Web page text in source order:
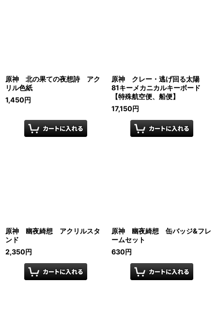
原神 北の果ての夜想詩 アク
リル色紙
1,450円
原神 クレー・逃げ回る太陽
81キーメカニカルキーボード
【特殊航空便、船便】
17,150円
原神 幽夜綺想 アクリルスタ
ンド
2,350円
原神 幽夜綺想 缶バッジ&フレ
ームセット
630円